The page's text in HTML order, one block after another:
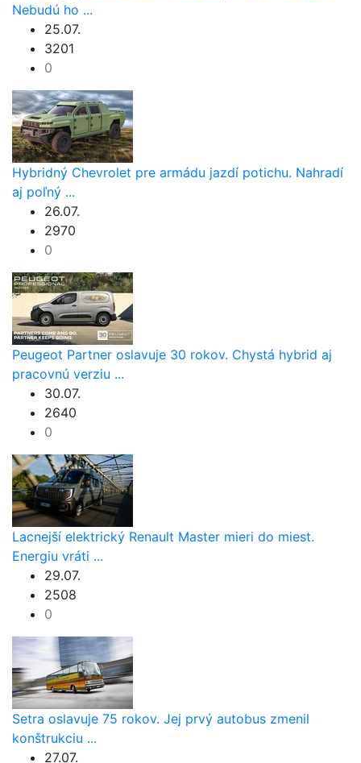
Nebudú ho ...
25.07.
3201
0
Hybridný Chevrolet pre armádu jazdí potichu. Nahradí
aj poľný ...
26.07.
2970
0
Peugeot Partner oslavuje 30 rokov. Chystá hybrid aj
pracovnú verziu ...
30.07.
2640
0
Lacnejší elektrický Renault Master mieri do miest.
Energiu vráti ...
29.07.
2508
0
Setra oslavuje 75 rokov. Jej prvý autobus zmenil
konštrukciu ...
27.07.